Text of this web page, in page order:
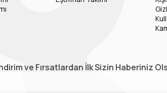
ve Fırsatlardan İlk Sizin Haberiniz